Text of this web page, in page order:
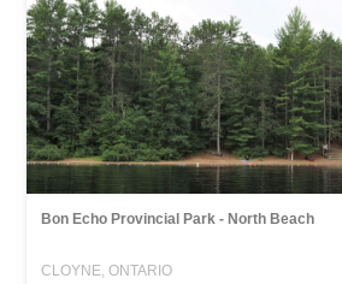
Bon Echo Provincial Park - North Beach
CLOYNE, ONTARIO